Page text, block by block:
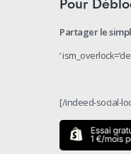
Partager le
‘
[/indeed-social-